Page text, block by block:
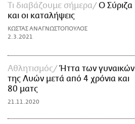
Τι διαβάζουμε σήμερα
O Σύριζα
και οι καταλήψεις
ΚΩΣΤΑΣ ΑΝΑΓΝΩΣΤΟΠΟΥΛΟΣ
2.3.2021
Αθλητισμός
Ήττα των γυναικών
της Λυών μετά από 4 χρόνια και
80 ματς
21.11.2020